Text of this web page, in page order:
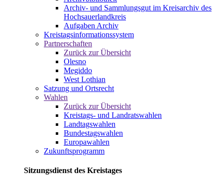
Archiv- und Sammlungsgut im Kreisarchiv des
Hochsauerlandkreis
Aufgaben Archiv
Kreistagsinformationssystem
Partnerschaften
Zurück zur Übersicht
Olesno
Megiddo
West Lothian
Satzung und Ortsrecht
Wahlen
Zurück zur Übersicht
Kreistags- und Landratswahlen
Landtagswahlen
Bundestagswahlen
Europawahlen
Zukunftsprogramm
Sitzungsdienst des Kreistages